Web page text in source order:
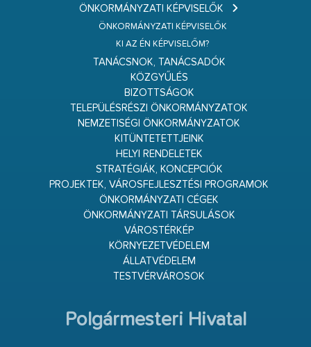
ÖNKORMÁNYZATI KÉPVISELŐK
ÖNKORMÁNYZATI KÉPVISELŐK
KI AZ ÉN KÉPVISELŐM?
TANÁCSNOK, TANÁCSADÓK
KÖZGYŰLÉS
BIZOTTSÁGOK
TELEPÜLÉSRÉSZI ÖNKORMÁNYZATOK
NEMZETISÉGI ÖNKORMÁNYZATOK
KITÜNTETETTJEINK
HELYI RENDELETEK
STRATÉGIÁK, KONCEPCIÓK
PROJEKTEK, VÁROSFEJLESZTÉSI PROGRAMOK
ÖNKORMÁNYZATI CÉGEK
ÖNKORMÁNYZATI TÁRSULÁSOK
VÁROSTÉRKÉP
KÖRNYEZETVÉDELEM
ÁLLATVÉDELEM
TESTVÉRVÁROSOK
Polgármesteri Hivatal